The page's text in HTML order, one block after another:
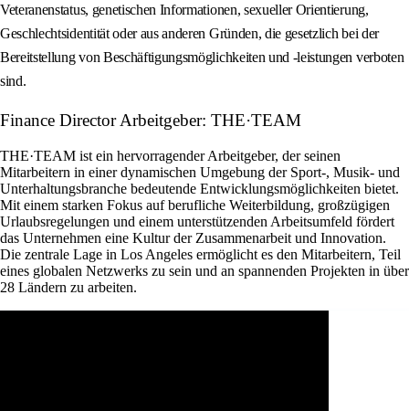
Veteranenstatus, genetischen Informationen, sexueller Orientierung,
Geschlechtsidentität oder aus anderen Gründen, die gesetzlich bei der
Bereitstellung von Beschäftigungsmöglichkeiten und -leistungen verboten
sind.
Finance Director Arbeitgeber: THE·TEAM
THE·TEAM ist ein hervorragender Arbeitgeber, der seinen
Mitarbeitern in einer dynamischen Umgebung der Sport-, Musik- und
Unterhaltungsbranche bedeutende Entwicklungsmöglichkeiten bietet.
Mit einem starken Fokus auf berufliche Weiterbildung, großzügigen
Urlaubsregelungen und einem unterstützenden Arbeitsumfeld fördert
das Unternehmen eine Kultur der Zusammenarbeit und Innovation.
Die zentrale Lage in Los Angeles ermöglicht es den Mitarbeitern, Teil
eines globalen Netzwerks zu sein und an spannenden Projekten in über
28 Ländern zu arbeiten.